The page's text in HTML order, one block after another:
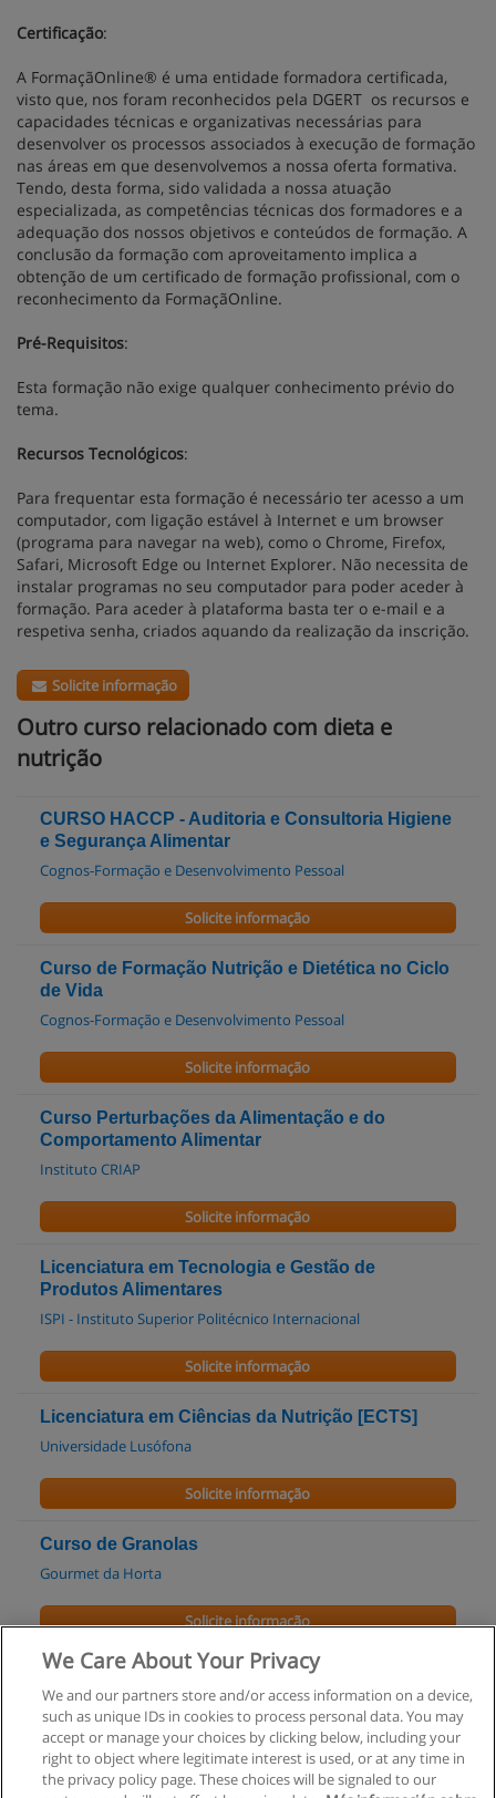
Certificação:
A FormaçãOnline® é uma entidade formadora certificada,
visto que, nos foram reconhecidos pela DGERT os recursos e
capacidades técnicas e organizativas necessárias para
desenvolver os processos associados à execução de formação
nas áreas em que desenvolvemos a nossa oferta formativa.
Tendo, desta forma, sido validada a nossa atuação
especializada, as competências técnicas dos formadores e a
adequação dos nossos objetivos e conteúdos de formação. A
conclusão da formação com aproveitamento implica a
obtenção de um certificado de formação profissional, com o
reconhecimento da FormaçãOnline.
Pré-Requisitos:
Esta formação não exige qualquer conhecimento prévio do
tema.
Recursos Tecnológicos:
Para frequentar esta formação é necessário ter acesso a um
computador, com ligação estável à Internet e um browser
(programa para navegar na web), como o Chrome, Firefox,
Safari, Microsoft Edge ou Internet Explorer. Não necessita de
instalar programas no seu computador para poder aceder à
formação. Para aceder à plataforma basta ter o e-mail e a
respetiva senha, criados aquando da realização da inscrição.
Solicite informação
Outro curso relacionado com dieta e
nutrição
CURSO HACCP - Auditoria e Consultoria Higiene
e Segurança Alimentar
Cognos-Formação e Desenvolvimento Pessoal
Solicite informação
Curso de Formação Nutrição e Dietética no Ciclo
de Vida
Cognos-Formação e Desenvolvimento Pessoal
Solicite informação
Curso Perturbações da Alimentação e do
Comportamento Alimentar
Instituto CRIAP
Solicite informação
Licenciatura em Tecnologia e Gestão de
Produtos Alimentares
ISPI - Instituto Superior Politécnico Internacional
Solicite informação
Licenciatura em Ciências da Nutrição [ECTS]
Universidade Lusófona
Solicite informação
Curso de Granolas
Gourmet da Horta
Solicite informação
Curso de Biomassa de Banana Verde
Gourmet da Horta
Solicite informação
We Care About Your Privacy
We and our partners store and/or access information on a device,
such as unique IDs in cookies to process personal data. You may
accept or manage your choices by clicking below, including your
right to object where legitimate interest is used, or at any time in
the privacy policy page. These choices will be signaled to our